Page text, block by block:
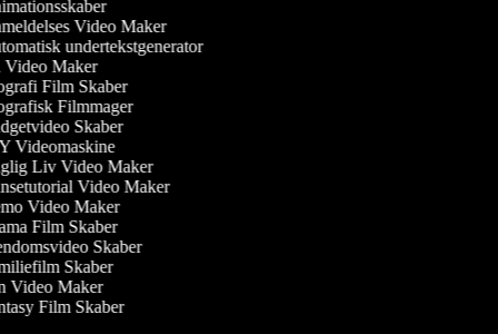
Video Maker
undertekstgenerator
Maker
Film Skaber
Filmmager
Skaber
Videomaskine
Liv Video Maker
Video Maker
Video Maker
Film Skaber
Skaber
Skaber
Video Maker
Film Skaber